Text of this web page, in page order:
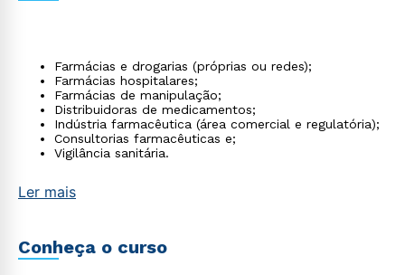
Farmácias e drogarias (próprias ou redes);
Farmácias hospitalares;
Farmácias de manipulação;
Distribuidoras de medicamentos;
Indústria farmacêutica (área comercial e regulatória);
Consultorias farmacêuticas e;
Vigilância sanitária.
Ler mais
Conheça o curso